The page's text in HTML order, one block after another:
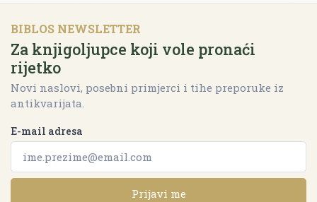
BIBLOS NEWSLETTER
Za knjigoljupce koji vole pronaći
rijetko
Novi naslovi, posebni primjerci i tihe preporuke iz
antikvarijata.
E-mail adresa
Prijavi me